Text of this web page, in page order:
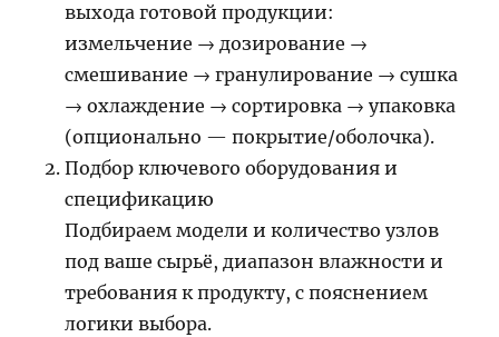
выхода готовой продукции:
измельчение → дозирование →
смешивание → гранулирование → сушка
→ охлаждение → сортировка → упаковка
(опционально — покрытие/оболочка).
Подбор ключевого оборудования и
спецификацию
Подбираем модели и количество узлов
под ваше сырьё, диапазон влажности и
требования к продукту, с пояснением
логики выбора.